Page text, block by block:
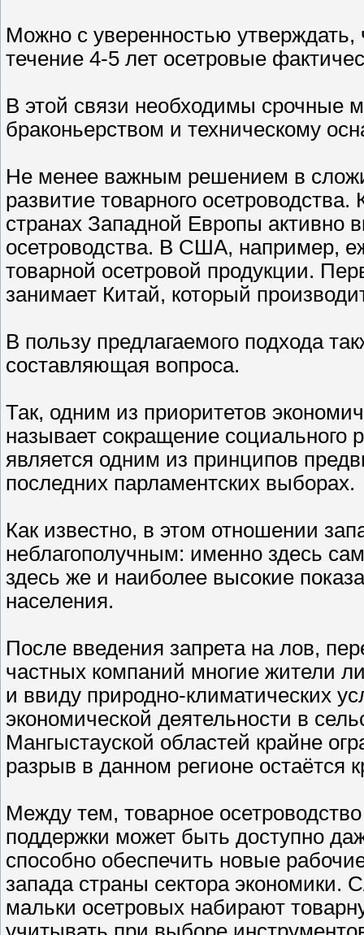
Можно с уверенностью
течение 4-5 лет осетровые
В этой связи необходимы срочные
браконьерством и техническому
Не менее важным решением в
развитие товарного
странах Западной Европы активно
осетроводства. В США, например,
товарной осетровой продукции.
занимает Китай, который
В пользу предлагаемого подхода
составляющая вопроса.
Так, одним из приоритетов
называет сокращение
является одним из принципов
последних парламентских выборах.
Как известно, в этом отношении
неблагополучным: именно здесь
здесь же и наиболее высокие
населения.
После введения запрета на лов,
частных компаний многие жители
и ввиду природно-климатических
экономической деятельности в
Мангыстауской областей крайне
разрыв в данном регионе остаётся
Между тем, товарное
поддержки может быть доступно
способно обеспечить новые
запада страны сектора экономики.
мальки осетровых набирают